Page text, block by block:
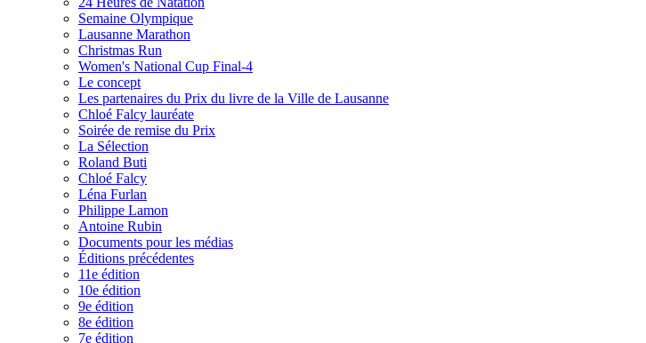
Semaine Olympique
Lausanne Marathon
Christmas Run
Women's National Cup Final-4
Le concept
Les partenaires du Prix du livre de la Ville de Lausanne
Chloé Falcy lauréate
Soirée de remise du Prix
La Sélection
Roland Buti
Chloé Falcy
Léna Furlan
Philippe Lamon
Antoine Rubin
Documents pour les médias
Éditions précédentes
11e édition
10e édition
9e édition
8e édition
7e édition